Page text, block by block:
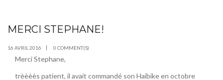
AVR
MERCI STEPHANE!
16 AVRIL 2016 0 COMMENT(S)
Merci Stephane,
trèèèès patient, il avait commandé son Haibike en octobre